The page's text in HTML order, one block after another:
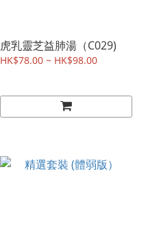
虎乳靈芝益肺湯（C029)
HK$78.00 ~ HK$98.00